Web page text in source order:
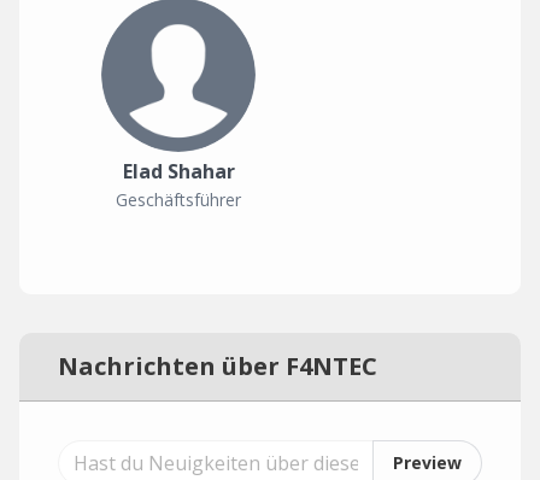
Elad Shahar
Geschäftsführer
Nachrichten über F4NTEC
Preview